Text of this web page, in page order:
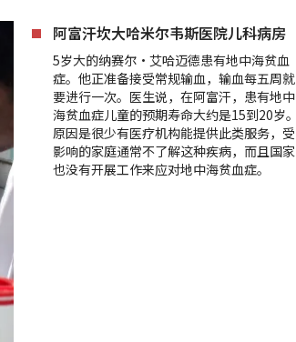
阿富汗坎大哈米尔韦斯医院儿科病房
5岁大的纳赛尔•艾哈迈德患有地中海贫血
症。他正准备接受常规输血，输血每五周就
要进行一次。医生说，在阿富汗，患有地中
海贫血症儿童的预期寿命大约是15到20岁。
原因是很少有医疗机构能提供此类服务，受
影响的家庭通常不了解这种疾病，而且国家
也没有开展工作来应对地中海贫血症。